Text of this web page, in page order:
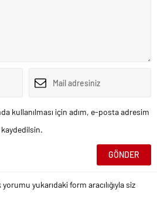
kullanılması için adım, e-posta adresim
kaydedilsin.
yukarıdaki form aracılığıyla siz